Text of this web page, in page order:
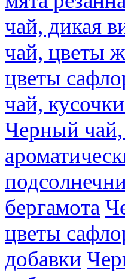
чай, дикая
чай, цветы
цветы
чай,
Черный чай,
бергамота
цветы
добавки